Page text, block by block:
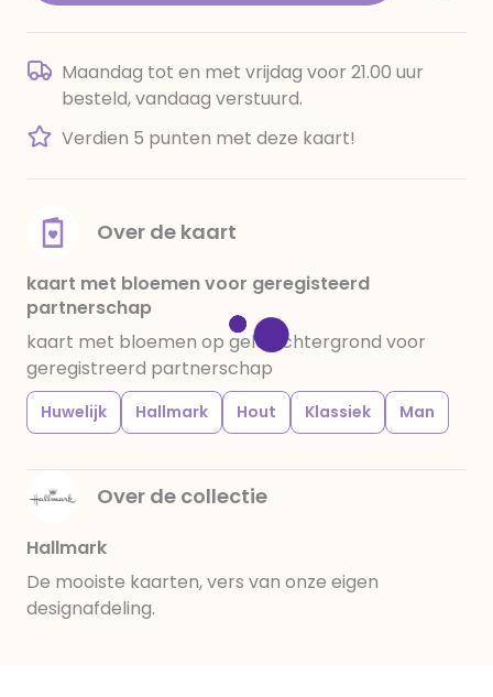
Maandag tot en met vrijdag voor 21.00 uur
besteld, vandaag verstuurd.
Verdien 5 punten met deze kaart!
Over de kaart
kaart met bloemen voor geregisteerd
partnerschap
kaart met bloemen op gele achtergrond voor
geregistreerd partnerschap
Huwelijk Hallmark Hout Klassiek Man
Over de collectie
Hallmark
De mooiste kaarten, vers van onze eigen
designafdeling.